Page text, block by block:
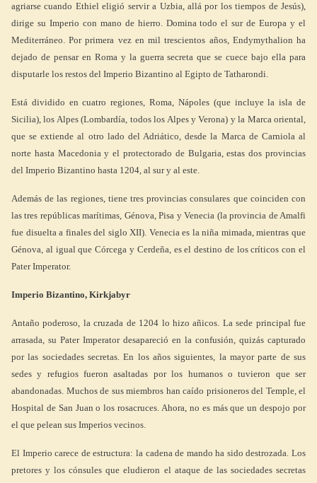
agriarse cuando Ethiel eligió servir a Uzbia, allá por los tiempos de Jesús),
dirige su Imperio con mano de hierro. Domina todo el sur de Europa y el
Mediterráneo. Por primera vez en mil trescientos años, Endymythalion ha
dejado de pensar en Roma y la guerra secreta que se cuece bajo ella para
disputarle los restos del Imperio Bizantino al Egipto de Tatharondi.
Está dividido en cuatro regiones, Roma, Nápoles (que incluye la isla de
Sicilia), los Alpes (Lombardía, todos los Alpes y Verona) y la Marca oriental,
que se extiende al otro lado del Adriático, desde la Marca de Carniola al
norte hasta Macedonia y el protectorado de Bulgaria, estas dos provincias
del Imperio Bizantino hasta 1204, al sur y al este.
Además de las regiones, tiene tres provincias consulares que coinciden con
las tres repúblicas marítimas, Génova, Pisa y Venecia (la provincia de Amalfi
fue disuelta a finales del siglo XII). Venecia es la niña mimada, mientras que
Génova, al igual que Córcega y Cerdeña, es el destino de los críticos con el
Pater Imperator.
Imperio Bizantino, Kirkjabyr
Antaño poderoso, la cruzada de 1204 lo hizo añicos. La sede principal fue
arrasada, su Pater Imperator desapareció en la confusión, quizás capturado
por las sociedades secretas. En los años siguientes, la mayor parte de sus
sedes y refugios fueron asaltadas por los humanos o tuvieron que ser
abandonadas. Muchos de sus miembros han caído prisioneros del Temple, el
Hospital de San Juan o los rosacruces. Ahora, no es más que un despojo por
el que pelean sus Imperios vecinos.
El Imperio carece de estructura: la cadena de mando ha sido destrozada. Los
pretores y los cónsules que eludieron el ataque de las sociedades secretas